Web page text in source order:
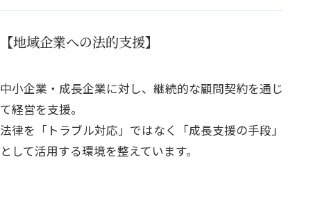
【地域企業への法的支援】
中小企業・成長企業に対し、継続的な顧問契約を通じ
て経営を支援。
法律を「トラブル対応」ではなく「成長支援の手段」
として活用する環境を整えています。